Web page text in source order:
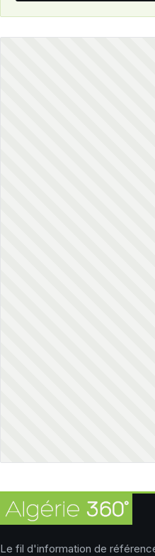
Le fil d'information de